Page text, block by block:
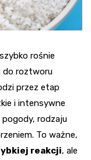
rośnie
do roztworu
przez etap
i intensywne
rodzaju
To ważne,
reakcji, ale